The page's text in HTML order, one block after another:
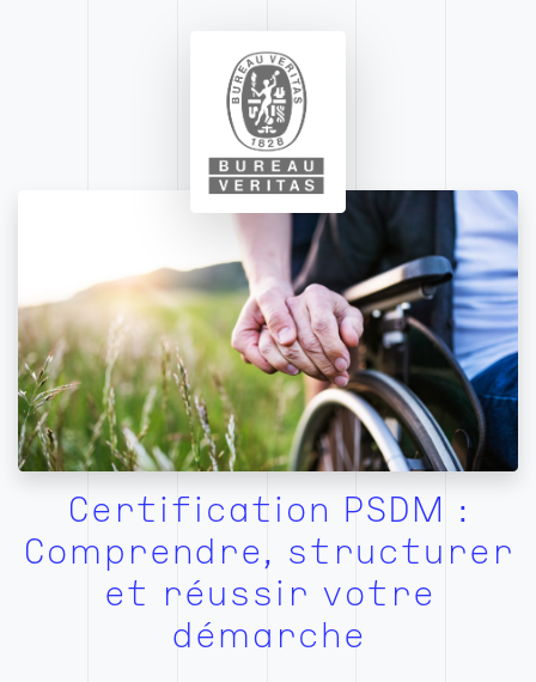
Certification PSDM :
Comprendre, structurer
et réussir votre
démarche